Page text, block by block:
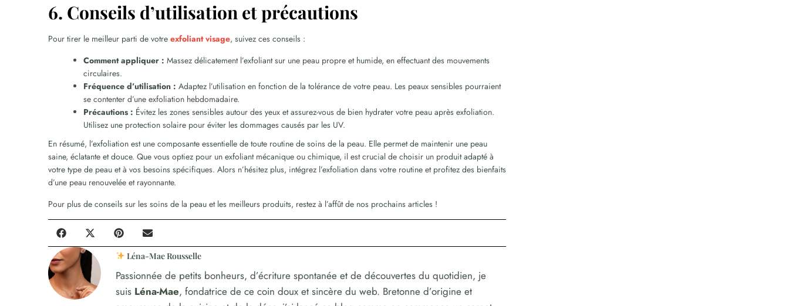
6. Conseils d’utilisation et précautions
Pour tirer le meilleur parti de votreexfoliant visage, suivez ces conseils :
Comment appliquer : Massez délicatement l’exfoliant sur une peau propre et humide, en effectuant des mouvements
circulaires.
Fréquence d’utilisation : Adaptez l’utilisation en fonction de la tolérance de votre peau. Les peaux sensibles pourraient
se contenter d’une exfoliation hebdomadaire.
Précautions : Évitez les zones sensibles autour des yeux et assurez-vous de bien hydrater votre peau après exfoliation.
Utilisez une protection solaire pour éviter les dommages causés par les UV.
En résumé, l’exfoliation est une composante essentielle de toute routine de soins de la peau. Elle permet de maintenir une peau
saine, éclatante et douce. Que vous optiez pour un exfoliant mécanique ou chimique, il est crucial de choisir un produit adapté à
votre type de peau et à vos besoins spécifiques. Alors n’hésitez plus, intégrez l’exfoliation dans votre routine et profitez des bienfaits
d’une peau renouvelée et rayonnante.
Pour plus de conseils sur les soins de la peau et les meilleurs produits, restez à l’affût de nos prochains articles !
Léna-Mae Rousselle
Passionnée de petits bonheurs, d’écriture spontanée et de découvertes du quotidien, je
suis Léna-Mae, fondatrice de ce coin doux et sincère du web. Bretonne d’origine et